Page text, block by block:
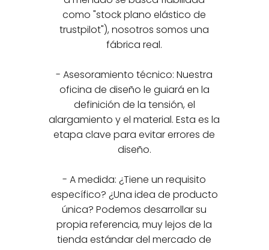
como "stock plano elástico de
trustpilot"), nosotros somos una
fábrica real.
- Asesoramiento técnico: Nuestra
oficina de diseño le guiará en la
definición de la tensión, el
alargamiento y el material. Esta es la
etapa clave para evitar errores de
diseño.
- A medida: ¿Tiene un requisito
específico? ¿Una idea de producto
única? Podemos desarrollar su
propia referencia, muy lejos de la
tienda estándar del mercado de